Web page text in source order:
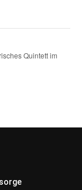
Quintett im